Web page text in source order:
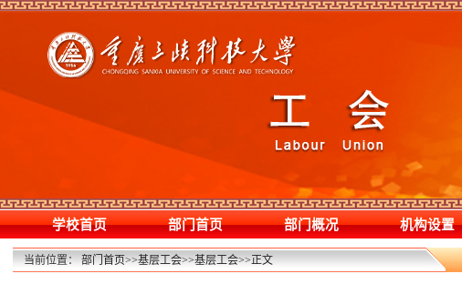
学校首页 部门首页 部门概况 机构设置
当前位置：部门首页>>基层工会>>基层工会>>正文